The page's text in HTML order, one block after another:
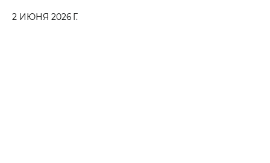
2 ИЮНЯ 2026 Г.